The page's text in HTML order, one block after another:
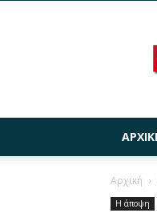
Αρχική
Η άποψη